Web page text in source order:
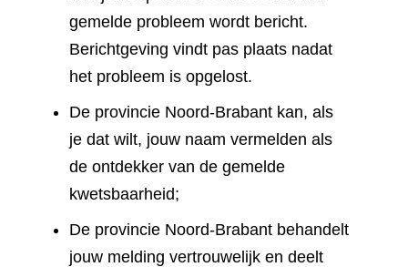
gemelde probleem wordt bericht.
Berichtgeving vindt pas plaats nadat
het probleem is opgelost.
De provincie Noord-Brabant kan, als
je dat wilt, jouw naam vermelden als
de ontdekker van de gemelde
kwetsbaarheid;
De provincie Noord-Brabant behandelt
jouw melding vertrouwelijk en deelt